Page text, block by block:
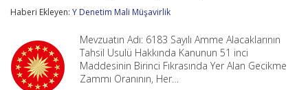
Oranının
Yüzde
Olarak
Belirlenmesi
(Karar
Haberi Ekleyen: Y Denetim Mali Müşavirlik
Mevzuatın Adı: 6183 Sayılı Amme Alacaklarının
Tahsil Usulü Hakkında Kanunun 51 inci
Maddesinin Birinci Fıkrasında Yer Alan Gecikme
Zammı Oranının, Her…